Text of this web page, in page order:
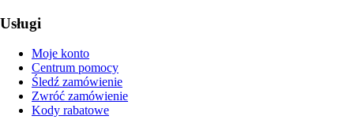
Usługi
Moje konto
Centrum pomocy
Śledź zamówienie
Zwróć zamówienie
Kody rabatowe